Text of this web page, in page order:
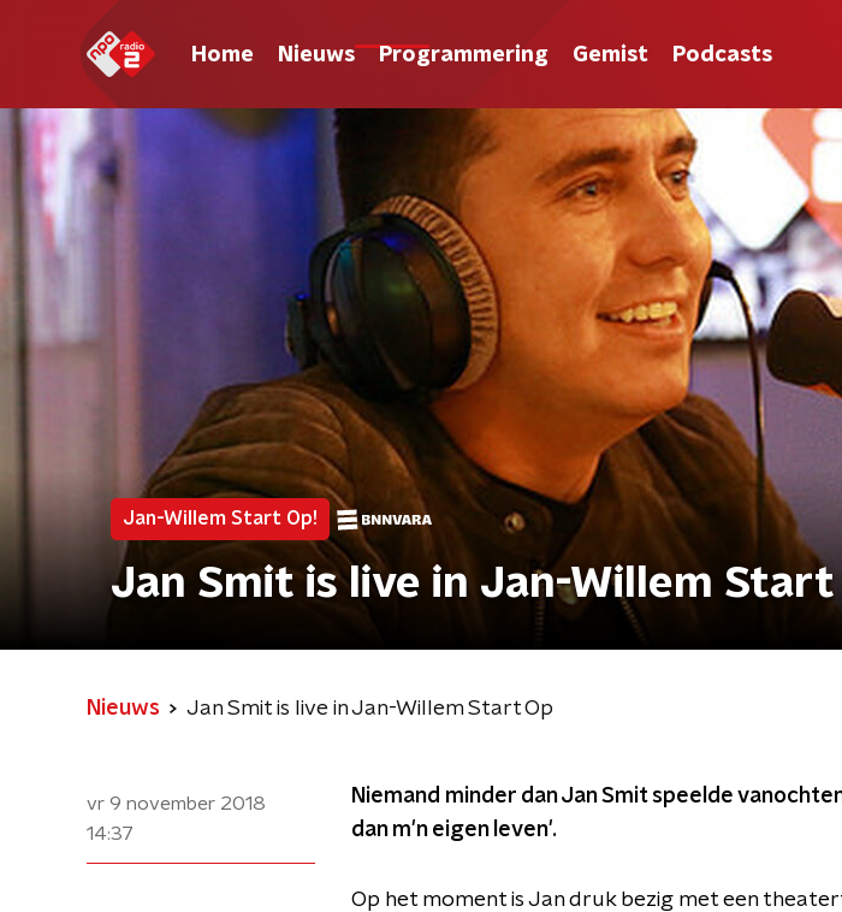
Home Nieuws Programmering Gemist Podcasts
Jan-Willem Start Op!
Jan Smit is live in Jan-Willem Start
Nieuws Jan Smit is live in Jan-Willem Start Op
vr 9 november 2018
14:37
Niemand minder dan Jan Smit speelde
dan m'n eigen leven'.
Op het moment is Jan druk bezig met een